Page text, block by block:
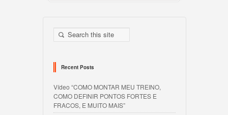
Recent Posts
Vídeo “COMO MONTAR MEU TREINO,
COMO DEFINIR PONTOS FORTES E
FRACOS, E MUITO MAIS”